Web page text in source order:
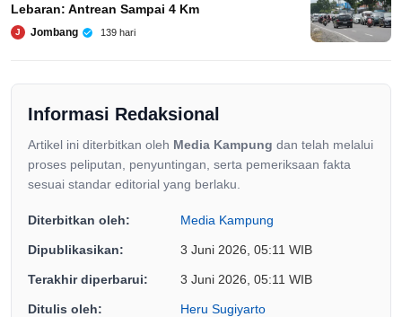
Lebaran: Antrean Sampai 4 Km
J Jombang 139 hari
Informasi Redaksional
Artikel ini diterbitkan oleh Media Kampung dan telah melalui
proses peliputan, penyuntingan, serta pemeriksaan fakta
sesuai standar editorial yang berlaku.
Diterbitkan oleh: Media Kampung
Dipublikasikan: 3 Juni 2026, 05:11 WIB
Terakhir diperbarui: 3 Juni 2026, 05:11 WIB
Ditulis oleh: Heru Sugiyarto